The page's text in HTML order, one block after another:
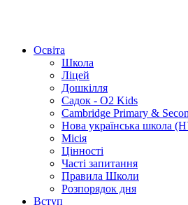
Освіта
Школа
Ліцей
Дошкілля
Садок - O2 Kids
Cambridge Primary &
Нова українська школа
Місія
Цінності
Часті запитання
Правила Школи
Розпорядок дня
Вступ